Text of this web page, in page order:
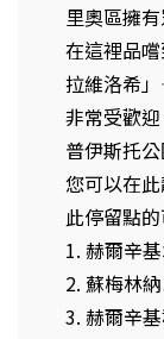
里奧區擁
在這裡品
拉維洛希
非常受歡
普伊斯托
您可以在
此停留點
1. 赫爾辛
2. 蘇梅林
3. 赫爾辛